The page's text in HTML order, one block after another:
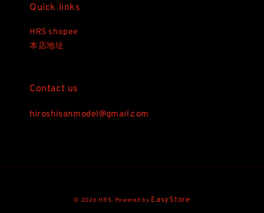
Quick links
HRS shopee
本店地址
Contact us
hiroshisanmodel@gmail.com
© 2026 HRS. Powered by EasyStore